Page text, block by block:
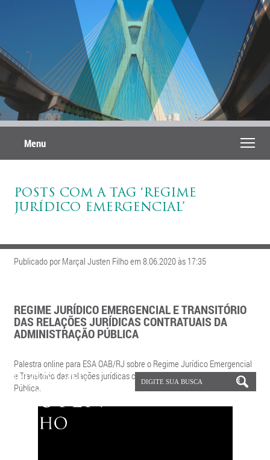
Menu
POSTS COM A TAG ‘REGIME
JURÍDICO EMERGENCIAL’
Publicado por Marçal Justen Filho em 8.06.2020 às 17:35
REGIME JURÍDICO EMERGENCIAL E TRANSITÓRIO
DAS RELAÇÕES JURÍDICAS CONTRATUAIS DA
ADMINISTRAÇÃO PÚBLICA
Palestra online para ESA OAB/RJ sobre o Regime Jurídico Emergencial
e Transitório das relações jurídicas contratuais da Administração
Pública.